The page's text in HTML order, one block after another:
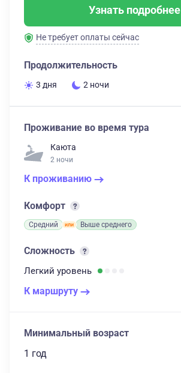
Узнать подробнее
Не требует оплаты сейчас
Продолжительность
3 дня 2 ночи
Проживание во время тура
Каюта
2 ночи
К проживанию
Комфорт
Средний Выше среднего
Сложность
Легкий уровень
К маршруту
Минимальный возраст
1 год